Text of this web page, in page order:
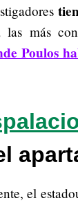
las más
Poulos
el